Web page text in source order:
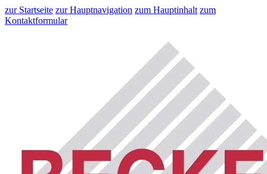
zur Startseite zur Hauptnavigation zum Hauptinhalt zum
Kontaktformular